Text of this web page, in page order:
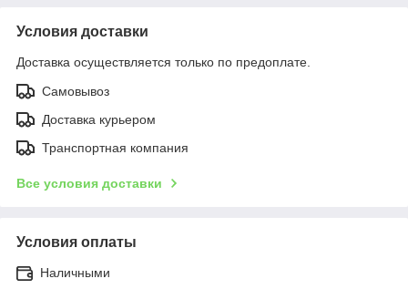
Условия доставки
Доставка осуществляется только по предоплате.
Самовывоз
Доставка курьером
Транспортная компания
Все условия доставки
Условия оплаты
Наличными